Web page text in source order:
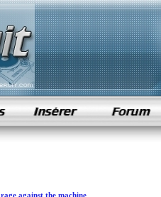
rage against the machine